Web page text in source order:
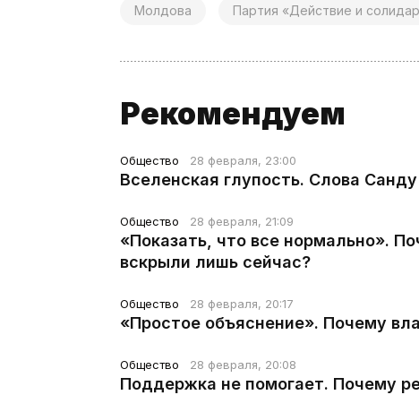
Молдова Партия «Действие и
Рекомендуем
Общество 28 февраля, 23:00
Вселенская глупость. Слова
Общество 28 февраля, 21:09
«Показать, что все нормально».
вскрыли лишь сейчас?
Общество 28 февраля, 20:17
«Простое объяснение». Почему
Общество 28 февраля, 20:08
Поддержка не помогает. Почему